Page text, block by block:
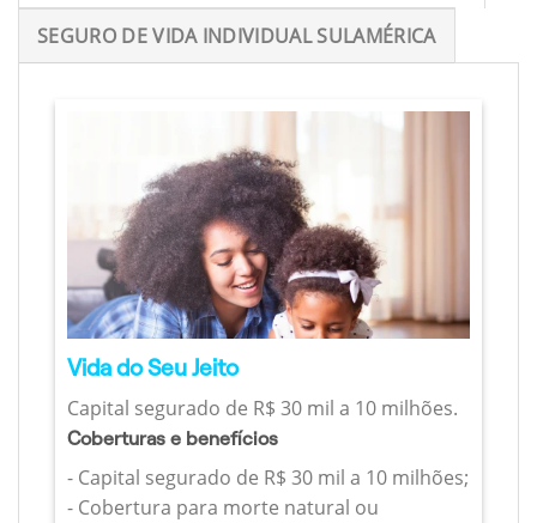
SEGURO DE VIDA INDIVIDUAL SULAMÉRICA
Vida do Seu Jeito
Capital segurado de R$ 30 mil a 10 milhões.
Coberturas e benefícios
- Capital segurado de R$ 30 mil a 10 milhões;
- Cobertura para morte natural ou